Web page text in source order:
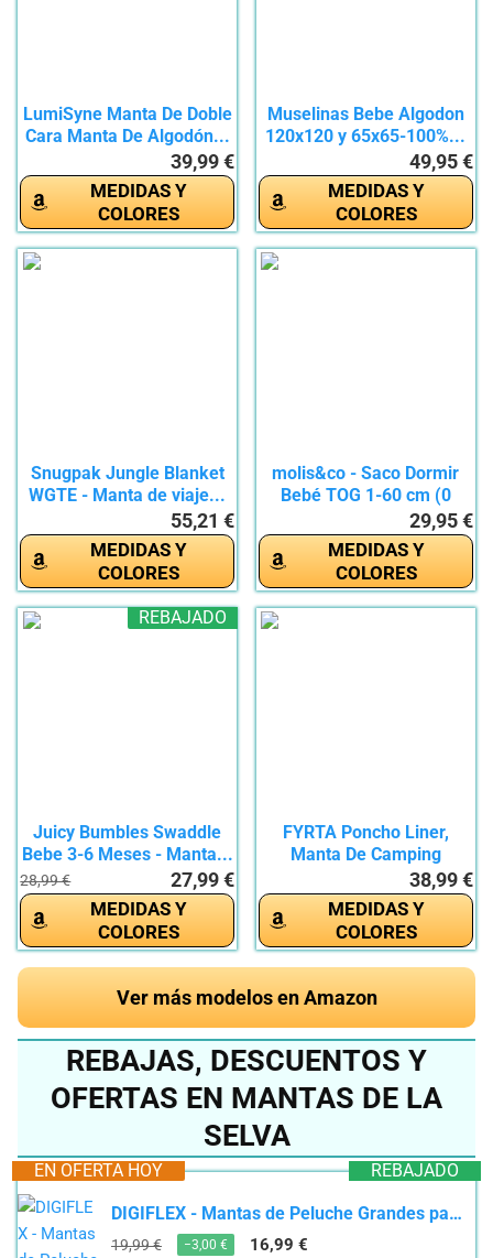
LumiSyne Manta De Doble
Cara Manta De Algodón...
39,99 €
MEDIDAS Y
COLORES
Muselinas Bebe Algodon
120x120 y 65x65-100%...
49,95 €
MEDIDAS Y
COLORES
Snugpak Jungle Blanket
WGTE - Manta de viaje...
55,21 €
MEDIDAS Y
COLORES
molis&co - Saco Dormir
Bebé TOG 1-60 cm (0
29,95 €
MEDIDAS Y
COLORES
REBAJADO
Juicy Bumbles Swaddle
Bebe 3-6 Meses - Manta...
28,99 € 27,99 €
MEDIDAS Y
COLORES
FYRTA Poncho Liner,
Manta De Camping
Camuflaje,...38,99 €
MEDIDAS Y
COLORES
Ver más modelos en Amazon
REBAJAS, DESCUENTOS Y
OFERTAS EN MANTAS DE LA
SELVA
REBAJADO
EN OFERTA HOY
DIGIFLEX - Mantas de Peluche Grandes para Perros, Gatos, conejitos y Otros Animales de compañía,...
19,99 € −3,00 € 16,99 €